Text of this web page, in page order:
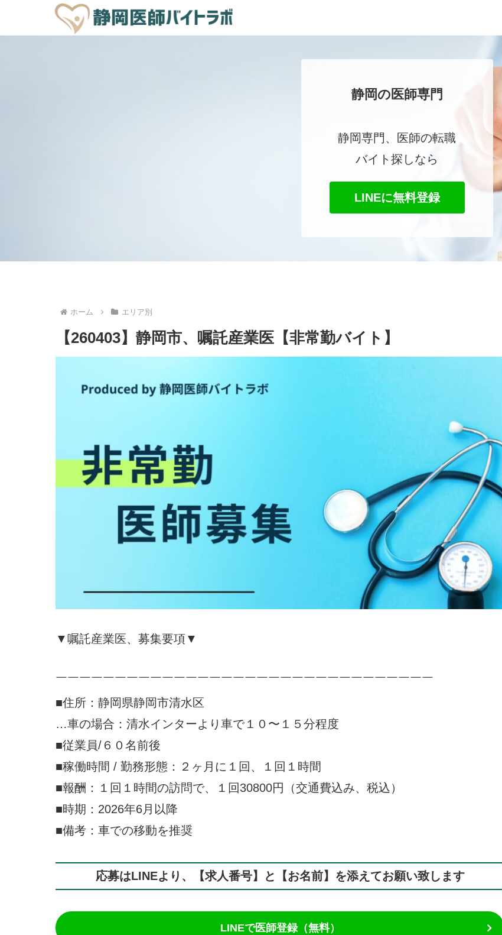
静岡の医師専門
静岡専門、医師の転職
バイト探しなら
LINEに無料登録
ホーム エリア別
【260403】静岡市、嘱託産業医【非常勤バイト】
▼嘱託産業医、募集要項▼
￣￣￣￣￣￣￣￣￣￣￣￣￣￣￣￣￣￣￣￣￣￣￣￣￣￣￣￣￣￣￣￣
■住所：静岡県静岡市清水区
…車の場合：清水インターより車で１０〜１５分程度
■従業員/６０名前後
■稼働時間 / 勤務形態：２ヶ月に１回、１回１時間
■報酬：１回１時間の訪問で、１回30800円（交通費込み、税込）
■時期：2026年6月以降
■備考：車での移動を推奨
応募はLINEより、【求人番号】と【お名前】を添えてお願い致します
LINEで医師登録（無料）